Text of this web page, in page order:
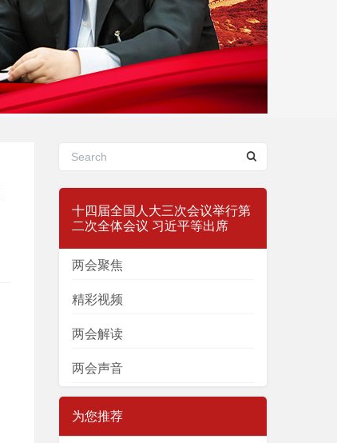
十四届全国人大三次会议举行第
二次全体会议 习近平等出席
两会聚焦
精彩视频
两会解读
两会声音
为您推荐